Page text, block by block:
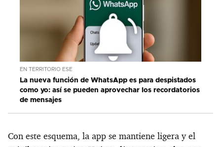
EN TERRITORIO ESE
La nueva función de WhatsApp es para despistados
como yo: así se pueden aprovechar los recordatorios
de mensajes
Con este esquema, la app se mantiene ligera y el